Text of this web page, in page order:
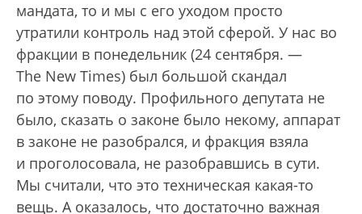
мандата, то и мы с его уходом просто
утратили контроль над этой сферой. У нас во
фракции в понедельник (24 сентября. —
The New Times) был большой скандал
по этому поводу. Профильного депутата не
было, сказать о законе было некому, аппарат
в законе не разобрался, и фракция взяла
и проголосовала, не разобравшись в сути.
Мы считали, что это техническая какая-то
вещь. А оказалось, что достаточно важная